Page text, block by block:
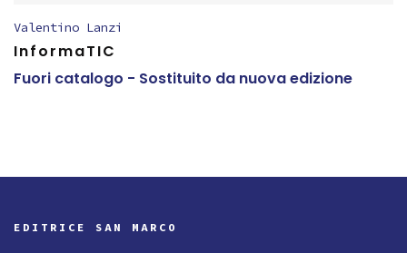
Valentino Lanzi
InformaTIC
Fuori catalogo - Sostituito da nuova edizione
EDITRICE SAN MARCO